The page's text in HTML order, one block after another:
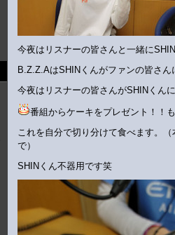
今夜はリスナーの皆さんと一緒に
B.Z.Z.AはSHINくんがファンの皆さん
今夜はリスナーの皆さんがSHINくん
番組からケーキをプレゼント！！
これを自分で切り分けて食べます。
で）
SHINくん不器用です笑